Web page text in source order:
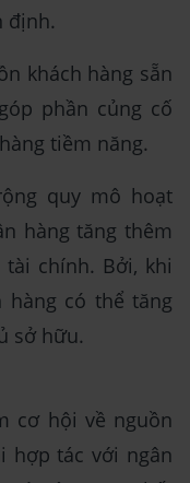
định.
khách hàng sẵn
phần củng cố
tiềm năng.
quy mô hoạt
hàng tăng thêm
chính. Bởi, khi
hàng có thể tăng
sở hữu.
cơ hội về nguồn
hợp tác với ngân